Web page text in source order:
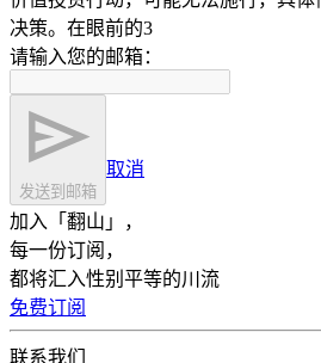
决策。在眼前的3
请输入您的邮箱：
发送到邮箱
取消
加入「翻山」，
每一份订阅，
都将汇入性别平等的川流
免费订阅
联系我们